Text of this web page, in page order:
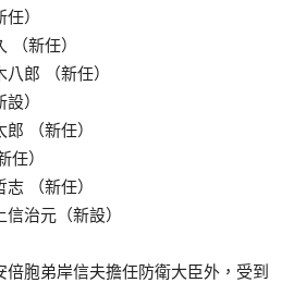
）
（新任）
郎 （新任）
）
（新任）
）
（新任）
治元（新設）
胞弟岸信夫擔任防衛大臣外，受到